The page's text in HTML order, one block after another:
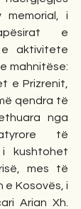
memorial, i
e
aktivitete
mahnitëse:
e Prizrenit,
qendra të
nga
të
i kushtohet
mes të
e Kosovës, i
Arian Xh.